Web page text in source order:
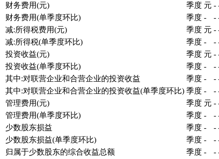
财务费用(元)
季度 元 -
财务费用(单季度环比)
季度 - -
减:所得税费用(元)
季度 元 -
减:所得税(单季度环比)
季度 - -
投资收益(元)
季度 元 -
投资收益(单季度环比)
季度 - -
其中:对联营企业和合营企业的投资收益
季度 - -
其中:对联营企业和合营企业的投资收益(单季度环比) 季度 - -
管理费用(元)
季度 元 -
管理费用(单季度环比)
季度 - -
少数股东损益
季度 - -
少数股东损益(单季度环比)
季度 - -
归属于少数股东的综合收益总额
季度 - -